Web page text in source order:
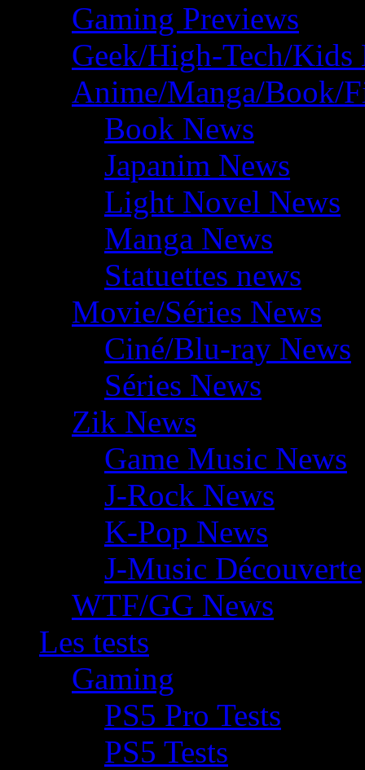
Gaming Previews
Geek/High-Tech/Kids
Anime/Manga/Book/
Book News
Japanim News
Light Novel News
Manga News
Statuettes news
Movie/Séries News
Ciné/Blu-ray News
Séries News
Zik News
Game Music News
J-Rock News
K-Pop News
J-Music Découverte
WTF/GG News
Les tests
Gaming
PS5 Pro Tests
PS5 Tests